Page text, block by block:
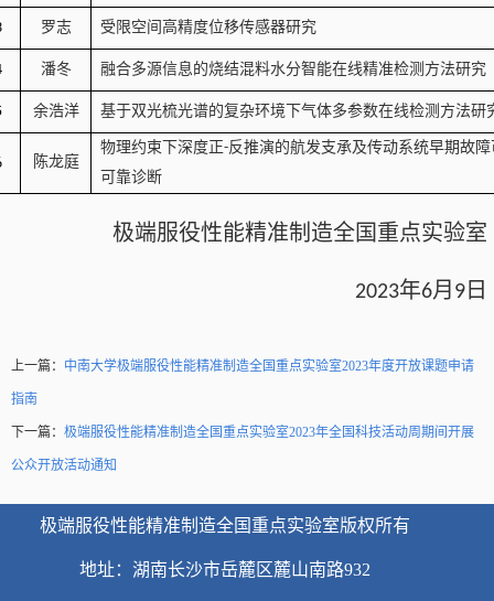
罗志 受限空间高精度位移传感器研究
潘冬 融合多源信息的烧结混料水分智能在线精准检测方法研究
余浩洋 基于双光梳光谱的复杂环境下气体多参数在线检测方法研
陈龙庭
物理约束下深度正-反推演的航发支承及传动系统早期故障
可靠诊断
极端服役性能精准制造全国重点实验室
2023年6月 9日
上一篇： 中南大学极端服役性能精准制造全国重点实验室2023年度开放课题申请
指南
下一篇： 极端服役性能精准制造全国重点实验室2023年全国科技活动周期间开展
公众开放活动通知
极端服役性能精准制造全国重点实验室版权所有
地址：湖南长沙市岳麓区麓山南路932